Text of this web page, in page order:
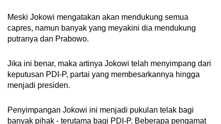
Meski Jokowi mengatakan akan mendukung semua
capres, namun banyak yang meyakini dia mendukung
putranya dan Prabowo.
Jika ini benar, maka artinya Jokowi telah menyimpang dari
keputusan PDI-P, partai yang membesarkannya hingga
menjadi presiden.
Penyimpangan Jokowi ini menjadi pukulan telak bagi
banyak pihak - terutama bagi PDI-P. Beberapa pengamat